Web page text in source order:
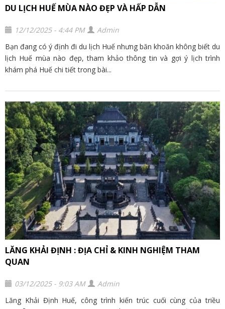
DU LỊCH HUẾ MÙA NÀO ĐẸP VÀ HẤP DẪN
12/12/2025 - 4:44 PM
Admin
Bạn đang có ý định đi du lịch Huế nhưng băn khoăn không biết du
lịch Huế mùa nào đẹp, tham khảo thông tin và gợi ý lịch trình
khám phá Huế chi tiết trong bài...
LĂNG KHẢI ĐỊNH : ĐỊA CHỈ & KINH NGHIỆM THAM
QUAN
03/12/2025 - 9:03 AM
Admin
Lăng Khải Định Huế, công trình kiến trúc cuối cùng của triều